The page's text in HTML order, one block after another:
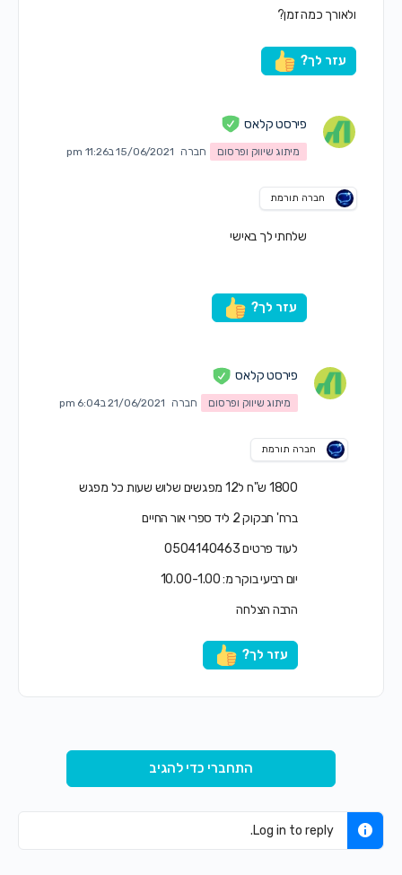
ולאורך כמה זמן?
עזר לך?
פירסט קלאס
מיתוג שיווק ופרסום חברה 15/06/2021 ב11:26 pm
חברה תורמת
שלחתי לך באישי
עזר לך?
פירסט קלאס
מיתוג שיווק ופרסום חברה 21/06/2021 ב6:04 pm
חברה תורמת
1800 ש"ח ל12 מפגשים שלוש שעות כל מפגש
ברח' חבקוק 2 ליד ספרי אור החיים
לעוד פרטים 0504140463
יום רביעי בוקר מ: 10.00-1.00
הרבה הצלחה
עזר לך?
התחברי כדי להגיב
Log in to reply.